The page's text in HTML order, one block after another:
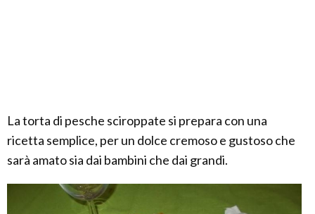
La torta di pesche sciroppate si prepara con una
ricetta semplice, per un dolce cremoso e gustoso che
sarà amato sia dai bambini che dai grandi.